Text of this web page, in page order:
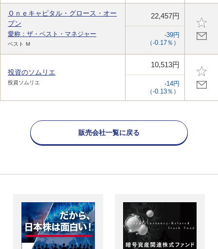
Ｏｎｅキャピタル・グロース・オー
プン
愛称：ザ・ベスト・マネジャー
ベスト Ｍ
22,457円
-39円
（-0.17％）
投資のソムリエ
投資ソムリエ
10,513円
-14円
（-0.13％）
販売会社一覧に戻る